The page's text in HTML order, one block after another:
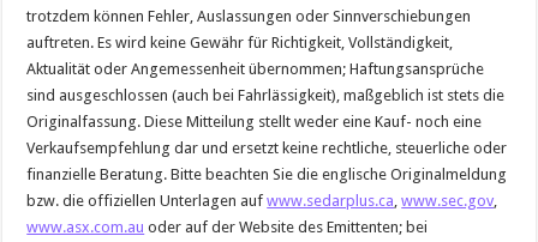
trotzdem können Fehler, Auslassungen oder Sinnverschiebungen
auftreten. Es wird keine Gewähr für Richtigkeit, Vollständigkeit,
Aktualität oder Angemessenheit übernommen; Haftungsansprüche
sind ausgeschlossen (auch bei Fahrlässigkeit), maßgeblich ist stets die
Originalfassung. Diese Mitteilung stellt weder eine Kauf- noch eine
Verkaufsempfehlung dar und ersetzt keine rechtliche, steuerliche oder
finanzielle Beratung. Bitte beachten Sie die englische Originalmeldung
bzw. die offiziellen Unterlagen aufwww.sedarplus.ca ,www.sec.gov
www.asx.com.au oder auf der Website des Emittenten; bei